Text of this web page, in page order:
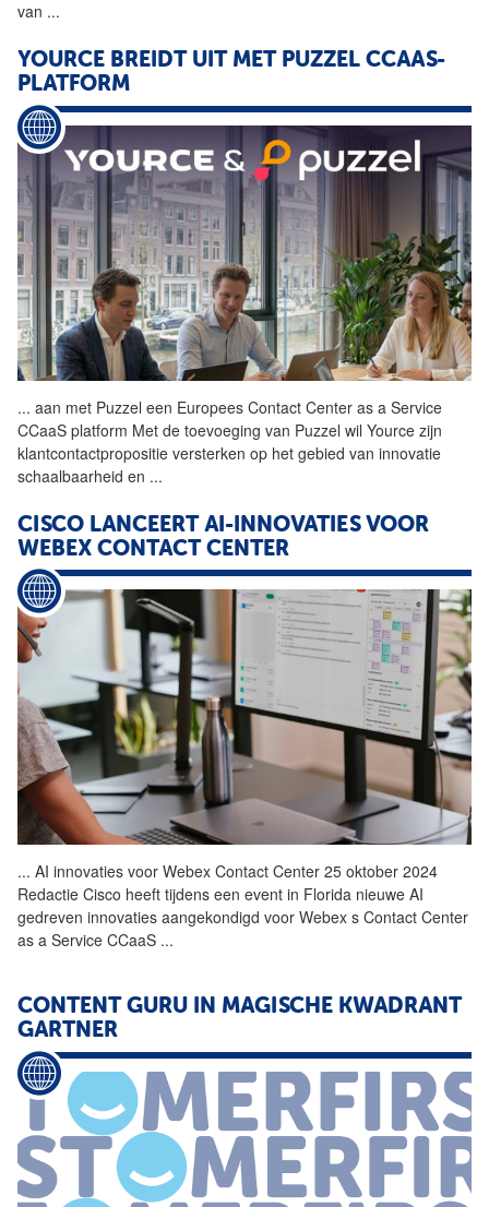
van ...
YOURCE BREIDT UIT MET PUZZEL CCAAS-
PLATFORM
... aan met Puzzel een Europees Contact Center as a Service
CCaaS platform Met de toevoeging van Puzzel wil Yource zijn
klantcontactpropositie versterken op het gebied van innovatie
schaalbaarheid en ...
CISCO LANCEERT AI-INNOVATIES VOOR
WEBEX CONTACT CENTER
... AI innovaties voor Webex Contact Center 25 oktober 2024
Redactie Cisco heeft tijdens een event in Florida nieuwe AI
gedreven innovaties aangekondigd voor Webex s Contact Center
as a Service CCaaS ...
CONTENT GURU IN MAGISCHE KWADRANT
GARTNER